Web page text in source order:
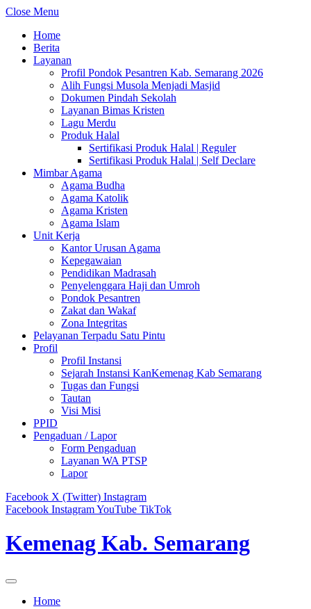
Close Menu
Home
Berita
Layanan
Profil Pondok Pesantren Kab. Semarang 2026
Alih Fungsi Musola Menjadi Masjid
Dokumen Pindah Sekolah
Layanan Bimas Kristen
Lagu Merdu
Produk Halal
Sertifikasi Produk Halal | Reguler
Sertifikasi Produk Halal | Self Declare
Mimbar Agama
Agama Budha
Agama Katolik
Agama Kristen
Agama Islam
Unit Kerja
Kantor Urusan Agama
Kepegawaian
Pendidikan Madrasah
Penyelenggara Haji dan Umroh
Pondok Pesantren
Zakat dan Wakaf
Zona Integritas
Pelayanan Terpadu Satu Pintu
Profil
Profil Instansi
Sejarah Instansi KanKemenag Kab Semarang
Tugas dan Fungsi
Tautan
Visi Misi
PPID
Pengaduan / Lapor
Form Pengaduan
Layanan WA PTSP
Lapor
Facebook X (Twitter) Instagram
Facebook InstagramYouTube TikTok
Kemenag Kab. Semarang
Home